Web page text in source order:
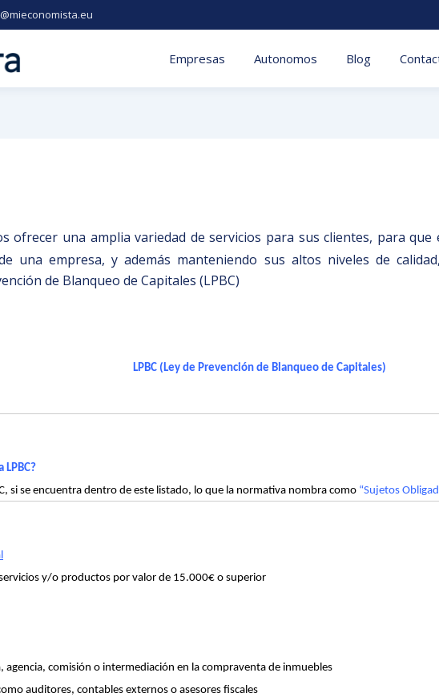
Empresas Autonomos Blog
ofrecer una amplia variedad de servicios para sus clientes, para
una empresa, y además manteniendo sus altos niveles de
de Blanqueo de Capitales (LPBC)
LPBC (Ley de Prevención de Blanqueo de Capitales)
si se encuentra dentro de este listado, lo que la normativa nombra como “Sujetos
y/o productos por valor de 15.000€ o superior
comisión o intermediación en la compraventa de inmuebles
auditores, contables externos o asesores fiscales